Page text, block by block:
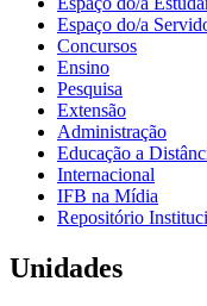
Espaço do/a
Concursos
Ensino
Pesquisa
Extensão
Administração
Educação a
Internacional
IFB na Mídia
Repositório
Unidades